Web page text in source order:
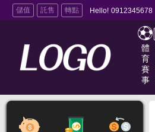
儲值 託售 轉點 Hello! 0912345678
體
育
賽
事